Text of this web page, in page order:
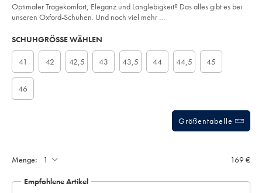
gelbbraun/SHC0252TAN.html?
sourceCode=dmdefault
5
Optimaler Tragekomfort, Eleganz und Langlebigkeit? Das alles gibt es bei
unseren Oxford-Schuhen. Und noch viel mehr …
Actions
cart
options
SCHUHGRÖSSE WÄHLEN
41 42 42,5 43 43,5 44 44,5 45
46
Größentabelle
Menge: 169 €
Empfohlene Artikel